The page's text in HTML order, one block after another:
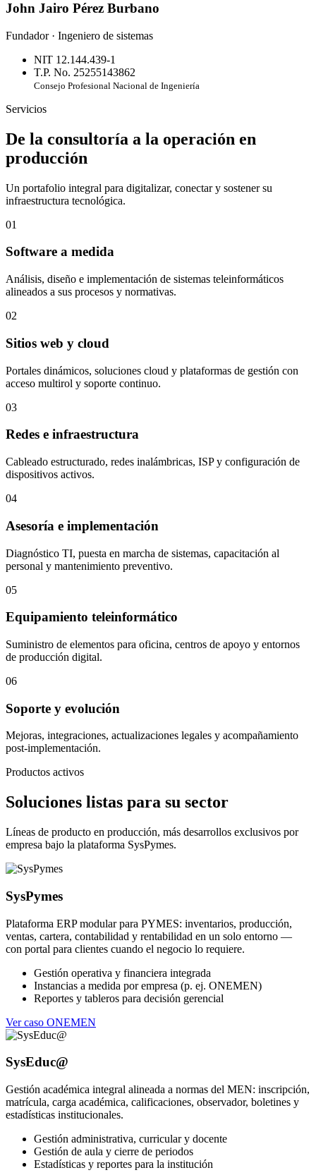
John Jairo Pérez Burbano
Fundador · Ingeniero de sistemas
NIT 12.144.439-1
T.P. No. 25255143862
Consejo Profesional Nacional de Ingeniería
Servicios
De la consultoría a la operación en
producción
Un portafolio integral para digitalizar, conectar y sostener su
infraestructura tecnológica.
01
Software a medida
Análisis, diseño e implementación de sistemas teleinformáticos
alineados a sus procesos y normativas.
02
Sitios web y cloud
Portales dinámicos, soluciones cloud y plataformas de gestión con
acceso multirol y soporte continuo.
03
Redes e infraestructura
Cableado estructurado, redes inalámbricas, ISP y configuración de
dispositivos activos.
04
Asesoría e implementación
Diagnóstico TI, puesta en marcha de sistemas, capacitación al
personal y mantenimiento preventivo.
05
Equipamiento teleinformático
Suministro de elementos para oficina, centros de apoyo y entornos
de producción digital.
06
Soporte y evolución
Mejoras, integraciones, actualizaciones legales y acompañamiento
post-implementación.
Productos activos
Soluciones listas para su sector
Líneas de producto en producción, más desarrollos exclusivos por
empresa bajo la plataforma SysPymes.
SysPymes
Plataforma ERP modular para PYMES: inventarios, producción,
ventas, cartera, contabilidad y rentabilidad en un solo entorno —
con portal para clientes cuando el negocio lo requiere.
Gestión operativa y financiera integrada
Instancias a medida por empresa (p. ej. ONEMEN)
Reportes y tableros para decisión gerencial
Ver caso ONEMEN
SysEduc@
Gestión académica integral alineada a normas del MEN: inscripción,
matrícula, carga académica, calificaciones, observador, boletines y
estadísticas institucionales.
Gestión administrativa, curricular y docente
Gestión de aula y cierre de periodos
Estadísticas y reportes para la institución